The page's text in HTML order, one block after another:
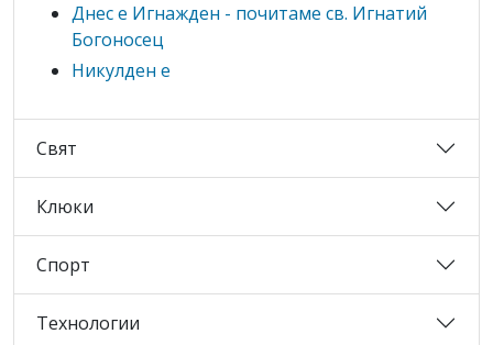
Днес е Игнажден - почитаме св. Игнатий
Богоносец
Никулден е
Свят
Клюки
Спорт
Технологии